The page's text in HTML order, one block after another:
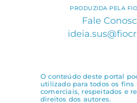
PRODUZIDA PELA
Fale
O conteúdo deste portal
utilizado para todos os fins
comerciais, respeitados e
direitos dos autores.